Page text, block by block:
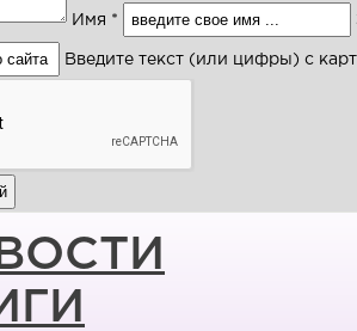
Имя *
Введите текст (или цифры) с